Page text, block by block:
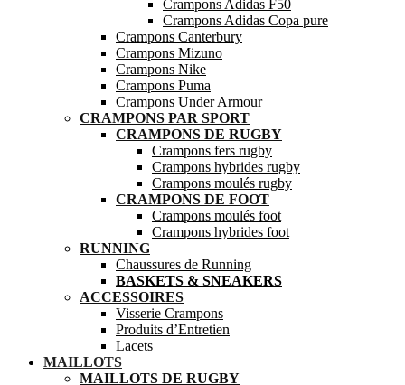
Crampons Adidas F50
Crampons Adidas Copa pure
Crampons Canterbury
Crampons Mizuno
Crampons Nike
Crampons Puma
Crampons Under Armour
CRAMPONS PAR SPORT
CRAMPONS DE RUGBY
Crampons fers rugby
Crampons hybrides rugby
Crampons moulés rugby
CRAMPONS DE FOOT
Crampons moulés foot
Crampons hybrides foot
RUNNING
Chaussures de Running
BASKETS & SNEAKERS
ACCESSOIRES
Visserie Crampons
Produits d’Entretien
Lacets
MAILLOTS
MAILLOTS DE RUGBY